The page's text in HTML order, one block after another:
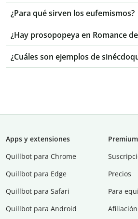
¿Para qué sirven los eufemismos?
¿Hay prosopopeya en Romance
¿Cuáles son ejemplos de
Apps y extensiones
Quillbot para Chrome
Quillbot para Edge
Quillbot para Safari
Quillbot para Android
Premium
Precios
Para
Afiliación